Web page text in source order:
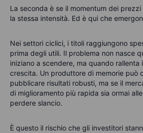
La seconda è se il momentum dei
la stessa intensità. Ed è qui che
Nei settori ciclici, i titoli raggiungono
prima degli utili. Il problema non nasce
iniziano a scendere, ma quando rallenta
crescita. Un produttore di memorie può
pubblicare risultati robusti, ma se il
di miglioramento più rapida sia ormai
perdere slancio.
È questo il rischio che gli investitori